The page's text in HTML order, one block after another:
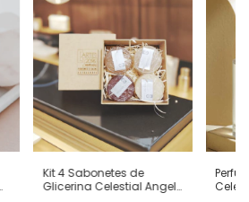
Kit 4 Sabonetes de
Glicerina Celestial Angel